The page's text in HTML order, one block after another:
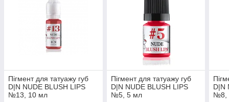
Пігмент для татуажу губ
D|N NUDE BLUSH LIPS
№13, 10 мл
Пігмент для татуажу губ
D|N NUDE BLUSH LIPS
№5, 5 мл
D|N
№8,